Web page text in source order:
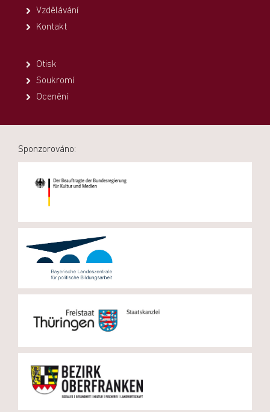
Vzdělávání
Kontakt
Otisk
Soukromí
Ocenění
Sponzorováno: